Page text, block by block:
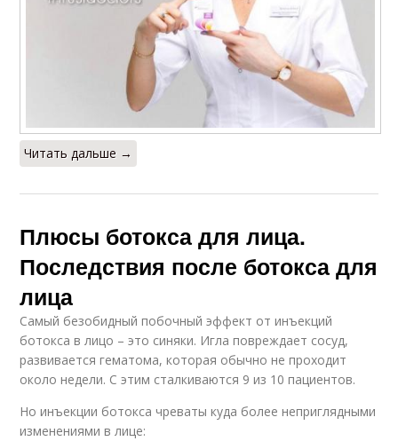
Читать дальше →
Плюсы ботокса для лица.
Последствия после ботокса для
лица
Самый безобидный побочный эффект от инъекций
ботокса в лицо – это синяки. Игла повреждает сосуд,
развивается гематома, которая обычно не проходит
около недели. С этим сталкиваются 9 из 10 пациентов.
Но инъекции ботокса чреваты куда более неприглядными
изменениями в лице: